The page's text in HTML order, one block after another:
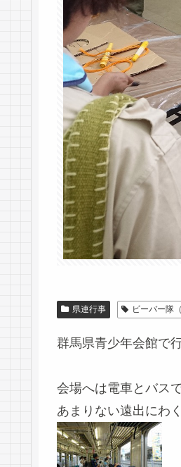
県連行事 ビーバー隊
群馬県青少年会館で
会場へは電車とバスで
あまりない遠出にわ